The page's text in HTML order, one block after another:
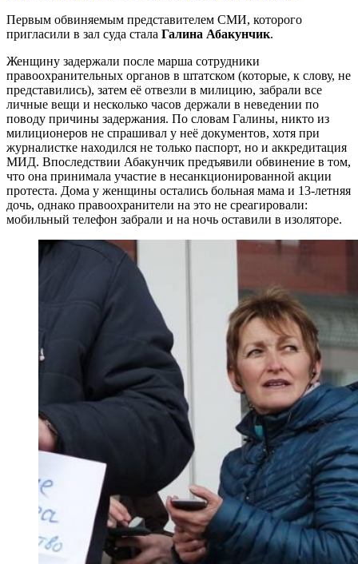
Первым обвиняемым представителем СМИ, которого
пригласили в зал суда стала Галина Абакунчик.
Женщину задержали после марша сотрудники
правоохранительных органов в штатском (которые, к слову, не
представились), затем её отвезли в милицию, забрали все
личные вещи и несколько часов держали в неведении по
поводу причины задержания. По словам Галины, никто из
милиционеров не спрашивал у неё документов, хотя при
журналистке находился не только паспорт, но и аккредитация
МИД. Впоследствии Абакунчик предъявили обвинение в том,
что она принимала участие в несанкционированной акции
протеста. Дома у женщины остались больная мама и 13-летняя
дочь, однако правоохранители на это не среагировали:
мобильный телефон забрали и на ночь оставили в изоляторе.